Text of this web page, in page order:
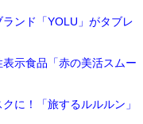
ンド「YOLU」がタブレ
示食品「赤の美活スムー
に！「旅するルルルン」